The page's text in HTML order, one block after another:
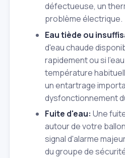
défectueuse, un
problème électrique.
Eau tiède ou
d'eau chaude
rapidement ou si
température
un entartrage
dysfonctionnement
Fuite d'eau: Une
autour de votre
signal d'alarme
du groupe de